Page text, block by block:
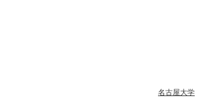
名古屋大学